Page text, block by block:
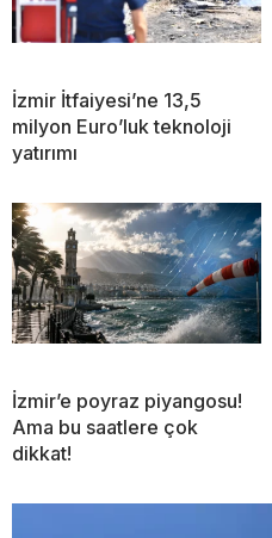
İzmir İtfaiyesi’ne 13,5
milyon Euro’luk teknoloji
yatırımı
İzmir’e poyraz piyangosu!
Ama bu saatlere çok
dikkat!